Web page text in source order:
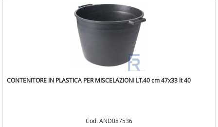
CONTENITORE IN PLASTICA PER MISCELAZIONI LT.40 cm 47x33 lt 40
Cod. AND087536